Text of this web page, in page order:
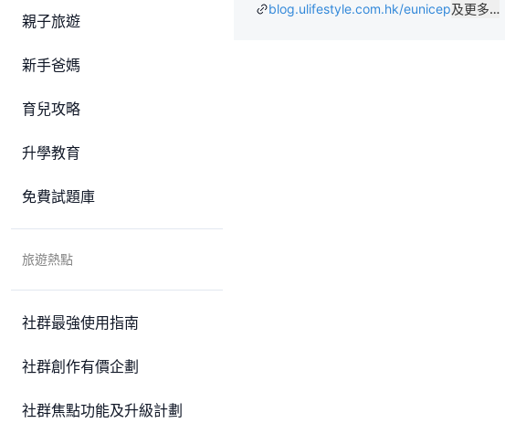
親子旅遊
新手爸媽
育兒攻略
升學教育
免費試題庫
旅遊熱點
社群最強使用指南
社群創作有價企劃
社群焦點功能及升級計劃
blog.ulifestyle.com.hk/eunicep及更多…